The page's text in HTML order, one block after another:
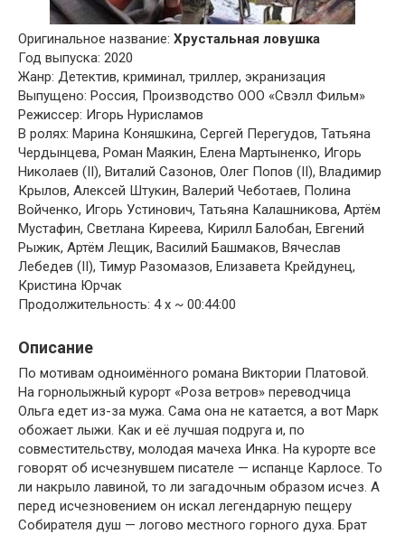
Оригинальное название: Хрустальная ловушка
Год выпуска: 2020
Жанр: Детектив, криминал, триллер, экранизация
Выпущено: Россия, Производство ООО «Свэлл Фильм»
Режиссер: Игорь Нурисламов
В ролях: Марина Коняшкина, Сергей Перегудов, Татьяна
Чердынцева, Роман Маякин, Елена Мартыненко, Игорь
Николаев (II), Виталий Сазонов, Олег Попов (II), Владимир
Крылов, Алексей Штукин, Валерий Чеботаев, Полина
Войченко, Игорь Устинович, Татьяна Калашникова, Артём
Мустафин, Светлана Киреева, Кирилл Балобан, Евгений
Рыжик, Артём Лещик, Василий Башмаков, Вячеслав
Лебедев (II), Тимур Разомазов, Елизавета Крейдунец,
Кристина Юрчак
Продолжительность: 4 x ~ 00:44:00
Описание
По мотивам одноимённого романа Виктории Платовой.
На горнолыжный курорт «Роза ветров» переводчица
Ольга едет из-за мужа. Сама она не катается, а вот Марк
обожает лыжи. Как и её лучшая подруга и, по
совместительству, молодая мачеха Инка. На курорте все
говорят об исчезнувшем писателе — испанце Карлосе. То
ли накрыло лавиной, то ли загадочным образом исчез. А
перед исчезновением он искал легендарную пещеру
Собирателя душ — логово местного горного духа. Брат